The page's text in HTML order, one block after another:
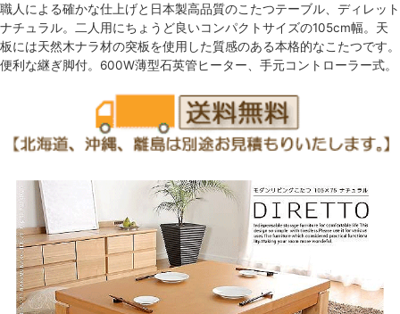
職人による確かな仕上げと日本製高品質のこたつテーブル、ディレット
ナチュラル。二人用にちょうど良いコンパクトサイズの105cm幅。天
板には天然木ナラ材の突板を使用した質感のある本格的なこたつです。
便利な継ぎ脚付。600W薄型石英管ヒーター、手元コントローラー式。